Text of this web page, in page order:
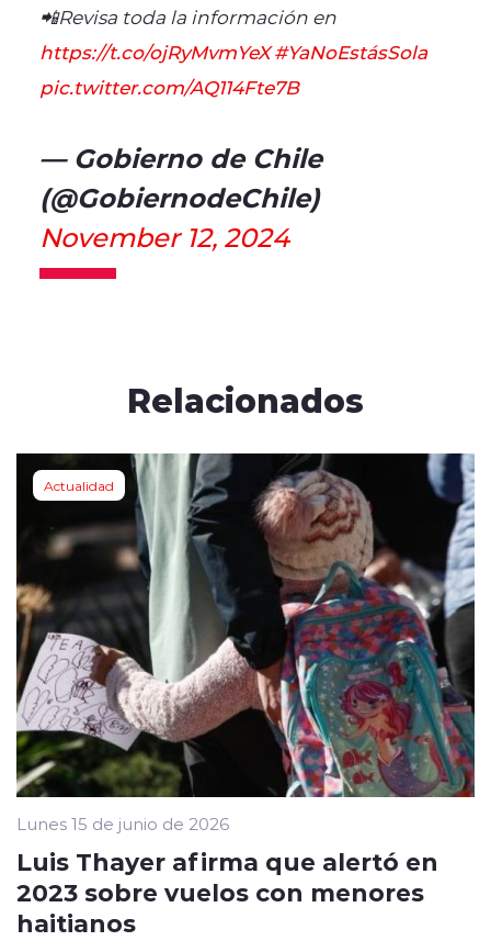
📲Revisa toda la información en
https://t.co/ojRyMvmYeX #YaNoEstásSola
pic.twitter.com/AQ114Fte7B
— Gobierno de Chile
(@GobiernodeChile)
November 12, 2024
Relacionados
Actualidad
Lunes 15 de junio de 2026
Luis Thayer afirma que alertó en
2023 sobre vuelos con menores
haitianos